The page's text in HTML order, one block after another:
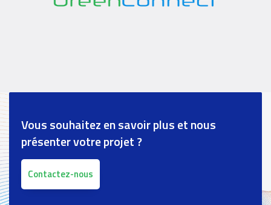
Références
paragraph
Vous souhaitez en savoir plus et nous
présenter votre projet ?
Contactez-nous